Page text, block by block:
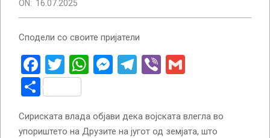
ON: 16.07.2025
Сподели со своите пријатели
Facebook
Twitter
WhatsApp
Messenger
Telegram
Viber
Share
Сириската влада објави дека војската влегла во
упориштето на Друзите на југот од земјата, што